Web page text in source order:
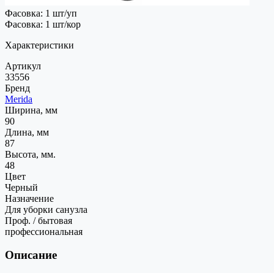
Фасовка: 1 шт/уп
Фасовка: 1 шт/кор
Характеристики
Артикул
33556
Бренд
Merida
Ширина, мм
90
Длина, мм
87
Высота, мм.
48
Цвет
Черный
Назначение
Для уборки санузла
Проф. / бытовая
профессиональная
Описание